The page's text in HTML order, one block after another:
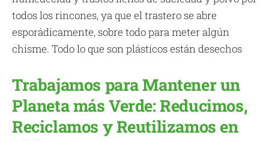
todos los rincones, ya que el trastero se abre
esporádicamente, sobre todo para meter algún
chisme. Todo lo que son plásticos están desechos
Trabajamos para Mantener un
Planeta más Verde: Reducimos,
Reciclamos y Reutilizamos en